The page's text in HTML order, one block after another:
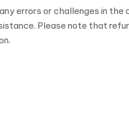
errors or challenges in the
Please note that